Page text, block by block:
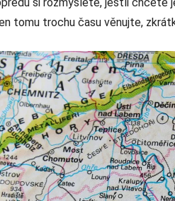
tomu trochu času věnujte,